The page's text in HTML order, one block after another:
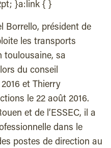
}a:link { }
Borrello, président de
les transports
toulousaine, sa
du conseil
et Thierry
le 22 août 2016.
et de l’ESSEC, il a
dans le
postes de direction au